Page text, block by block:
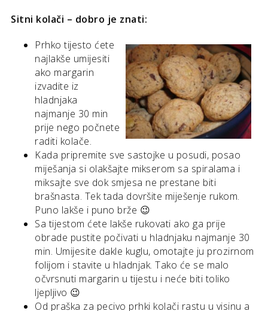
Sitni kolači – dobro je znati:
Prhko tijesto ćete
najlakše umijesiti
ako margarin
izvadite iz
hladnjaka
najmanje 30 min
prije nego počnete
raditi kolače.
Kada pripremite sve sastojke u posudi, posao
miješanja si olakšajte mikserom sa spiralama i
miksajte sve dok smjesa ne prestane biti
brašnasta. Tek tada dovršite miješenje rukom.
Puno lakše i puno brže 😉
Sa tijestom ćete lakše rukovati ako ga prije
obrade pustite počivati u hladnjaku najmanje 30
min. Umijesite dakle kuglu, omotajte ju prozirnom
folijom i stavite u hladnjak. Tako će se malo
očvrsnuti margarin u tijestu i neće biti toliko
ljepljivo 😉
Od praška za pecivo prhki kolači rastu u visinu a